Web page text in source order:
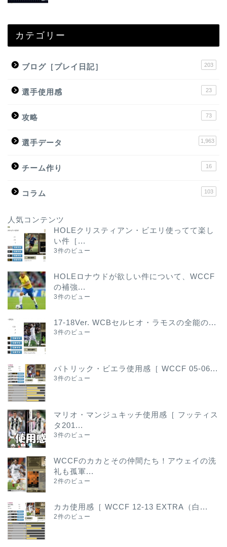
カテゴリー
ブログ［プレイ日記］ 203
選手使用感 23
攻略 73
選手データ 1,963
チーム作り 16
コラム 103
人気コンテンツ
HOLEクリスティアン・ビエリ使ってて楽し
い件［...
3件のビュー
HOLEロナウドが欲しい件について、WCCF
の補強...
3件のビュー
17-18Ver. WCBセルヒオ・ラモスの全能の...
3件のビュー
パトリック・ビエラ使用感［ WCCF 05-06...
3件のビュー
マリオ・マンジュキッチ使用感［ フッティス
タ201...
3件のビュー
WCCFのカカとその仲間たち！アウェイの洗
礼も孤軍...
2件のビュー
カカ使用感［ WCCF 12-13 EXTRA（白...
2件のビュー